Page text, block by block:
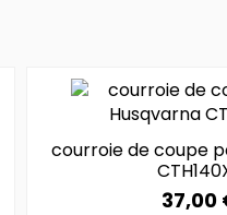
courroie de coupe
37,00